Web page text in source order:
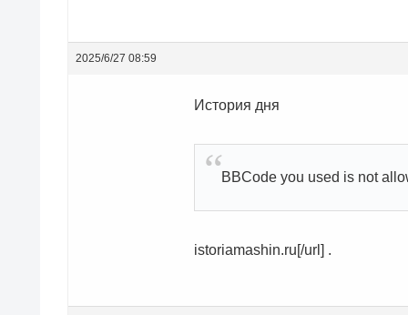
2025/6/27 08:59
История дня
BBCode you used is not
istoriamashin.ru[/url] .